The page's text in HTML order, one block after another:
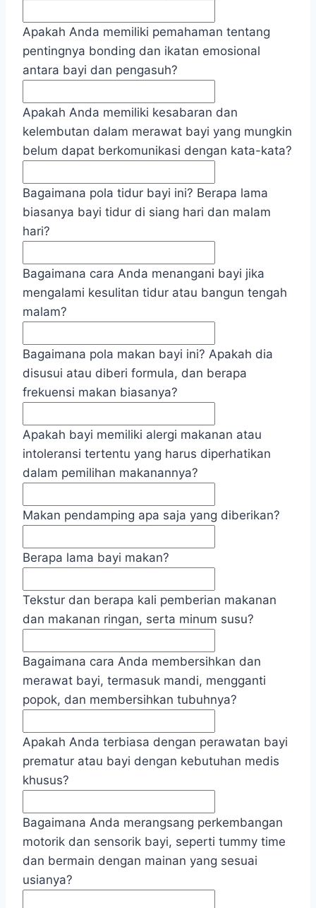
Apakah Anda memiliki pemahaman tentang
pentingnya bonding dan ikatan emosional
antara bayi dan pengasuh?
Apakah Anda memiliki kesabaran dan
kelembutan dalam merawat bayi yang mungkin
belum dapat berkomunikasi dengan kata-kata?
Bagaimana pola tidur bayi ini? Berapa lama
biasanya bayi tidur di siang hari dan malam
hari?
Bagaimana cara Anda menangani bayi jika
mengalami kesulitan tidur atau bangun tengah
malam?
Bagaimana pola makan bayi ini? Apakah dia
disusui atau diberi formula, dan berapa
frekuensi makan biasanya?
Apakah bayi memiliki alergi makanan atau
intoleransi tertentu yang harus diperhatikan
dalam pemilihan makanannya?
Makan pendamping apa saja yang diberikan?
Berapa lama bayi makan?
Tekstur dan berapa kali pemberian makanan
dan makanan ringan, serta minum susu?
Bagaimana cara Anda membersihkan dan
merawat bayi, termasuk mandi, mengganti
popok, dan membersihkan tubuhnya?
Apakah Anda terbiasa dengan perawatan bayi
prematur atau bayi dengan kebutuhan medis
khusus?
Bagaimana Anda merangsang perkembangan
motorik dan sensorik bayi, seperti tummy time
dan bermain dengan mainan yang sesuai
usianya?